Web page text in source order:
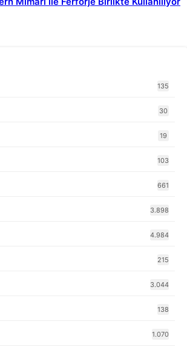
135
30
19
103
661
3.898
4.984
215
3.044
138
1.070